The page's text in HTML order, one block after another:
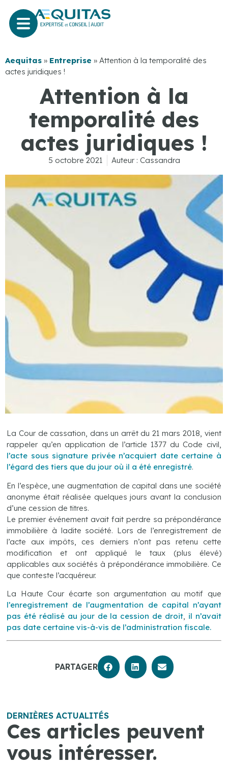
Aequitas » Entreprise » Attention à la temporalité des
actes juridiques !
Attention à la
temporalité des
actes juridiques !
5 octobre 2021 Auteur : Cassandra
La Cour de cassation, dans un arrêt du 21 mars 2018, vient
rappeler qu’en application de l’article 1377 du Code civil,
l’acte sous signature privée n’acquiert date certaine à
l’égard des tiers que du jour où il a été enregistré.
En l’espèce, une augmentation de capital dans une société
anonyme était réalisée quelques jours avant la conclusion
d’une cession de titres.
Le premier événement avait fait perdre sa prépondérance
immobilière à ladite société. Lors de l’enregistrement de
l’acte aux impôts, ces derniers n’ont pas retenu cette
modification et ont appliqué le taux (plus élevé)
applicables aux sociétés à prépondérance immobilière. Ce
que conteste l’acquéreur.
La Haute Cour écarte son argumentation au motif que
l’enregistrement de l’augmentation de capital n’ayant
pas été réalisé au jour de la cession de droit, il n’avait
pas date certaine vis-à-vis de l’administration fiscale.
PARTAGER
DERNIÈRES ACTUALITÉS
Ces articles peuvent
vous intéresser.